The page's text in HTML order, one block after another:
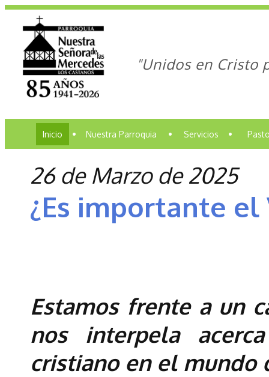
"Unidos en Cristo
Inicio • Nuestra Parroquia • Servicios •
26 de Marzo de 2025
¿Es importante el
Estamos frente a un
nos interpela
cristiano en el mundo